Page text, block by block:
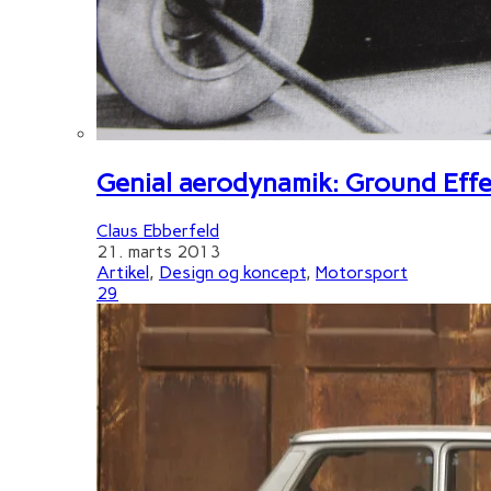
Genial aerodynamik: Ground
Claus Ebberfeld
21. marts 2013
Artikel, Design og koncept, Motorsport
29